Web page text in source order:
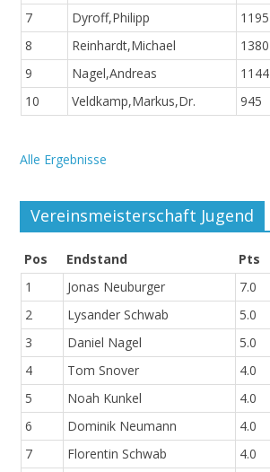
7
Dyroff,Philipp 1195
8
Reinhardt,Michael 1380
9
Nagel,Andreas 1144
10
Veldkamp,Markus,Dr. 945
Alle Ergebnisse
Vereinsmeisterschaft Jugend
Pos Endstand Pts
1
Jonas Neuburger 7.0
2
Lysander Schwab 5.0
3
Daniel Nagel 5.0
4
Tom Snover 4.0
5
Noah Kunkel 4.0
6
Dominik Neumann 4.0
7
Florentin Schwab 4.0